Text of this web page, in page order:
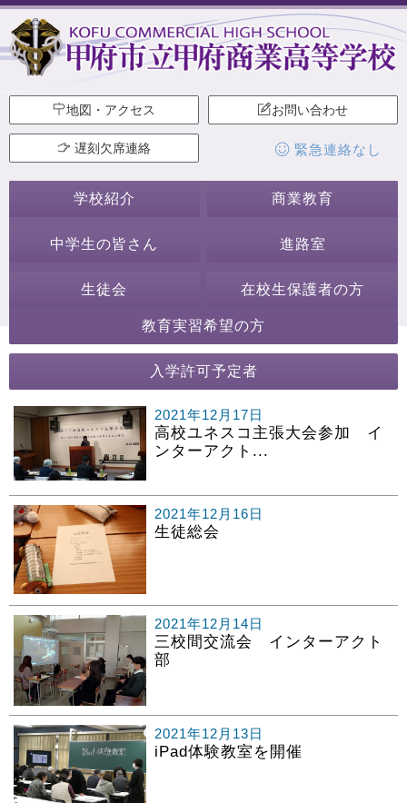
地図・アクセス お問い合わせ
遅刻欠席連絡 緊急連絡なし
学校紹介 商業教育
中学生の皆さん 進路室
生徒会 在校生保護者の方
教育実習希望の方
入学許可予定者
2021年12月17日
高校ユネスコ主張大会参加 イ
ンターアクト...
2021年12月16日
生徒総会
2021年12月14日
三校間交流会 インターアクト
部
2021年12月13日
iPad体験教室を開催